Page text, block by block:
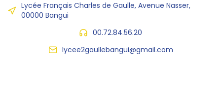
Lycée Français Charles de Gaulle, Avenue Nasser,
00000 Bangui
00.72.84.56.20
lycee2gaullebangui@gmail.com